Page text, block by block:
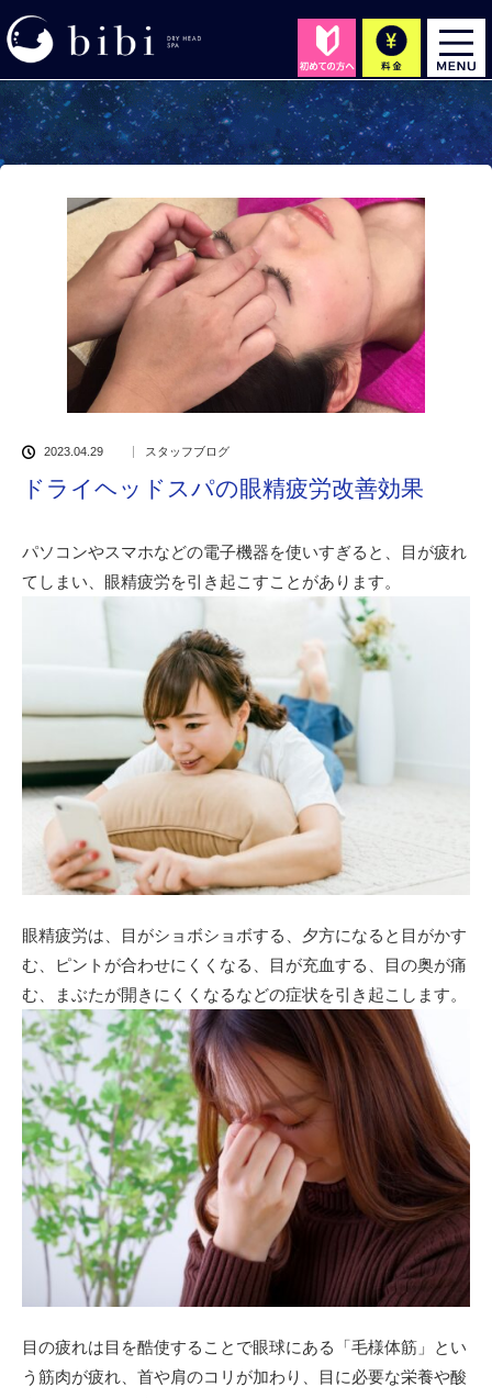
2023.04.29 スタッフブログ
ドライヘッドスパの眼精疲労改善効果
パソコンやスマホなどの電子機器を使いすぎると、目が疲れ
てしまい、眼精疲労を引き起こすことがあります。
眼精疲労は、目がショボショボする、夕方になると目がかす
む、ピントが合わせにくくなる、目が充血する、目の奥が痛
む、まぶたが開きにくくなるなどの症状を引き起こします。
目の疲れは目を酷使することで眼球にある「毛様体筋」とい
う筋肉が疲れ、首や肩のコリが加わり、目に必要な栄養や酸